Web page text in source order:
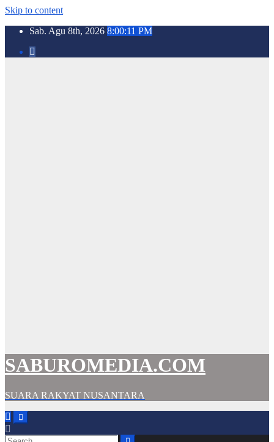
Skip to content
Sab. Agu 8th, 2026 8:00:12 PM
SABUROMEDIA.COM
SUARA RAKYAT NUSANTARA